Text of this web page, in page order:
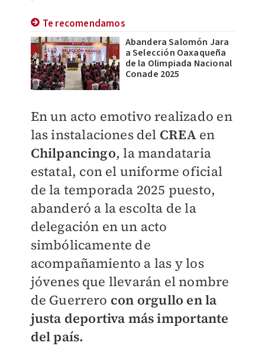
Te recomendamos
Abandera Salomón Jara
a Selección Oaxaqueña
de la Olimpiada Nacional
Conade 2025
En un acto emotivo realizado en
las instalaciones del CREA en
Chilpancingo, la mandataria
estatal, con el uniforme oficial
de la temporada 2025 puesto,
abanderó a la escolta de la
delegación en un acto
simbólicamente de
acompañamiento a las y los
jóvenes que llevarán el nombre
de Guerrero con orgullo en la
justa deportiva más importante
del país.